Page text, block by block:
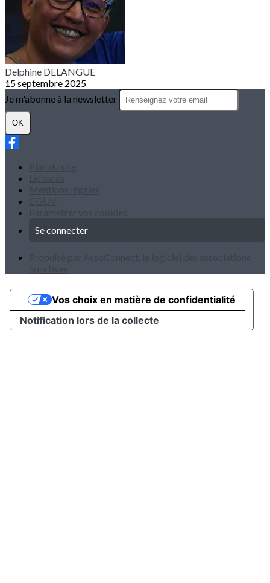
Delphine DELANGUE
15 septembre 2025
Je m'abonne à la newsletter
OK
Se connecter
Notification lors de la collecte
Vos choix en matière de confidentialité